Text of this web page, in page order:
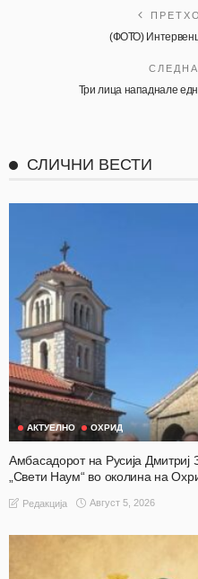
(ФОТО)
Три лица нападнале
СЛИЧНИ ВЕСТИ
АКТУЕЛНО ОХРИД
Амбасадорот на Русија Дмитриј
„Свети Наум“ во околина на
Редакција Август 5, 2026